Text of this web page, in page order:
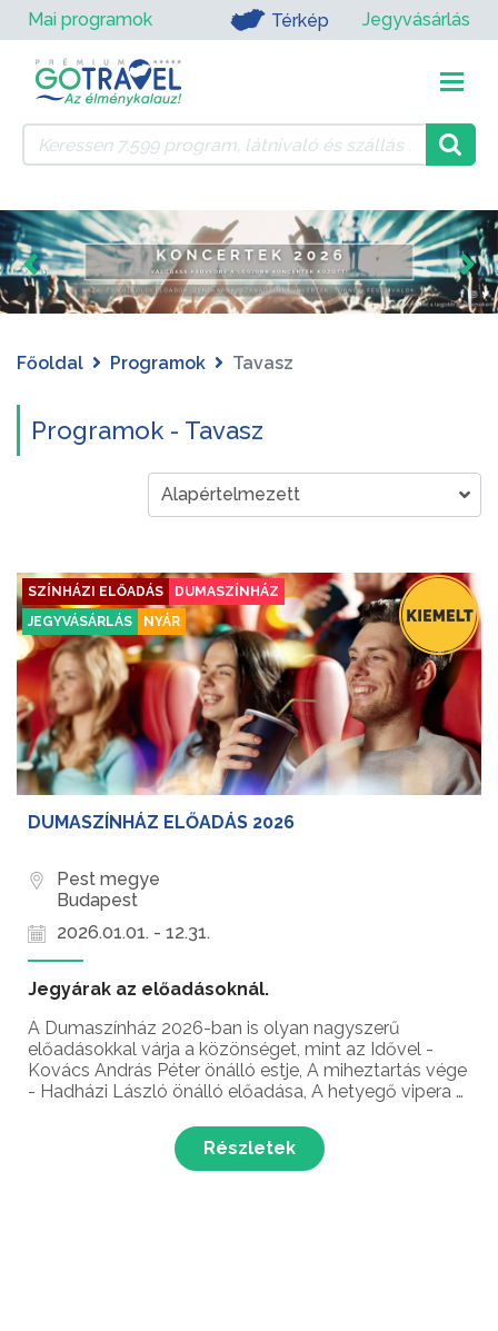
Mai programok Térkép Jegyvásárlás
Főoldal Programok Tavasz
Programok - Tavasz
SZÍNHÁZI ELŐADÁS
DUMASZÍNHÁZ
JEGYVÁSÁRLÁS
NYÁR
DUMASZÍNHÁZ ELŐADÁS 2026
Pest megye
Budapest
2026.01.01. - 12.31.
Jegyárak az előadásoknál.
A Dumaszínház 2026-ban is olyan nagyszerű
előadásokkal várja a közönséget, mint az Idővel -
Kovács András Péter önálló estje, A miheztartás vége
- Hadházi László önálló előadása, A hetyegő vipera -
dől el - Kőhalmi Zoltán önálló estje, a Mit nem mo...
Részletek